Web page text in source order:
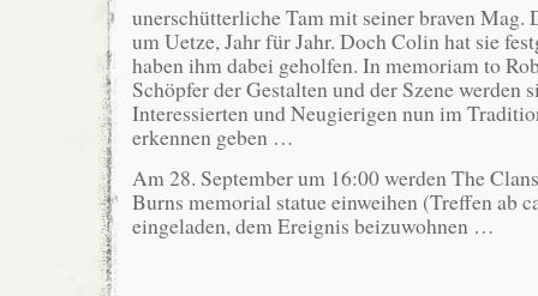
unerschütterliche Tam mit seiner braven Mag.
um Uetze, Jahr für Jahr. Doch Colin hat sie
haben ihm dabei geholfen. In memoriam to
Schöpfer der Gestalten und der Szene werden
Interessierten und Neugierigen nun im
erkennen geben …
Am 28. September um 16:00 werden The
Burns memorial statue einweihen (Treffen ab
eingeladen, dem Ereignis beizuwohnen …